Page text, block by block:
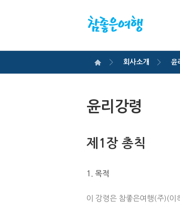
회사소개 윤
윤리강령
제1장 총칙
1. 목적
이 강령은 참좋은여행(주)(이